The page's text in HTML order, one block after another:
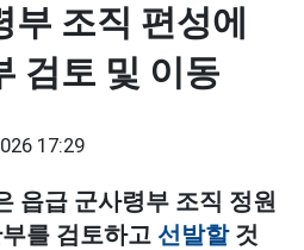
조직 편성에
검토 및 이동
17:29
읍급 군사령부 조직 정원
를 검토하고 선발할것